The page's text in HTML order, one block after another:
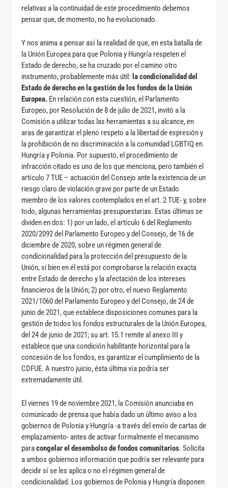
relativas a la continuidad de este procedimiento debemos
pensar que, de momento, no ha evolucionado.
Y nos anima a pensar así la realidad de que, en esta batalla de
la Unión Europea para que Polonia y Hungría respeten el
Estado de derecho, se ha cruzado por el camino otro
instrumento, probablemente más útil: la condicionalidad del
Estado de derecho en la gestión de los fondos de la Unión
Europea. En relación con esta cuestión, el Parlamento
Europeo, por Resolución de 8 de julio de 2021, invitó a la
Comisión a utilizar todas las herramientas a su alcance, en
aras de garantizar el pleno respeto a la libertad de expresión y
la prohibición de no discriminación a la comunidad LGBTIQ en
Hungría y Polonia. Por supuesto, el procedimiento de
infracción citado es uno de los que menciona, pero también el
artículo 7 TUE – actuación del Consejo ante la existencia de un
riesgo claro de violación grave por parte de un Estado
miembro de los valores contemplados en el art. 2 TUE- y, sobre
todo, algunas herramientas presupuestarias. Estas últimas se
dividen en dos: 1) por un lado, el artículo 6 del Reglamento
2020/2092 del Parlamento Europeo y del Consejo, de 16 de
diciembre de 2020, sobre un régimen general de
condicionalidad para la protección del presupuesto de la
Unión, si bien en él está por comprobarse la relación exacta
entre Estado de derecho y la afectación de los intereses
financieros de la Unión; 2) por otro, el nuevo Reglamento
2021/1060 del Parlamento Europeo y del Consejo, de 24 de
junio de 2021, que establece disposiciones comunes para la
gestión de todos los fondos estructurales de la Unión Europea,
del 24 de junio de 2021; su art. 15.1 remite al anexo III y
establece que una condición habilitante horizontal para la
concesión de los fondos, es garantizar el cumplimiento de la
CDFUE. A nuestro juicio, ésta última vía podría ser
extremadamente útil.
El viernes 19 de noviembre 2021, la Comisión anunciaba en
comunicado de prensa que había dado un último aviso a los
gobiernos de Polonia y Hungría -a través del envío de cartas de
emplazamiento- antes de activar formalmente el mecanismo
paracongelar el desembolso de fondos comunitarios. Solicita
a ambos gobiernos información que podría ser relevante para
decidir sí se les aplica o no el régimen general de
condicionalidad. Los gobiernos de Polonia y Hungría disponen